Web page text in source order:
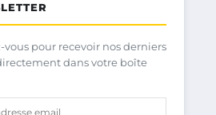
vous pour recevoir nos derniers
dans votre boîte